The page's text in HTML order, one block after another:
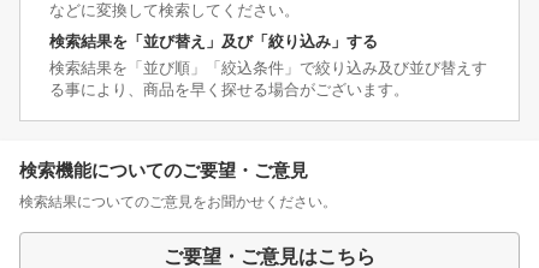
などに変換して検索してください。
検索結果を「並び替え」及び「絞り込み」する
検索結果を「並び順」「絞込条件」で絞り込み及び並び替えす
る事により、商品を早く探せる場合がございます。
検索機能についてのご要望・ご意見
検索結果についてのご意見をお聞かせください。
ご要望・ご意見はこちら